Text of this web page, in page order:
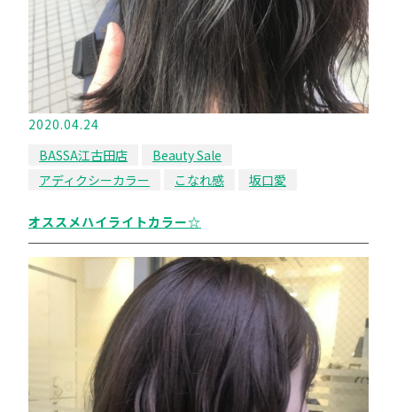
2020.04.24
BASSA江古田店
Beauty Sale
アディクシーカラー
こなれ感 坂口愛
オススメハイライトカラー☆